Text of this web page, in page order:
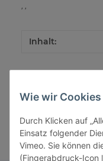
, ,
Inhalt:
Wie wir
Durch Klicken auf
Einsatz folgender
Vimeo. Sie können
(Fingerabdruck-Icon